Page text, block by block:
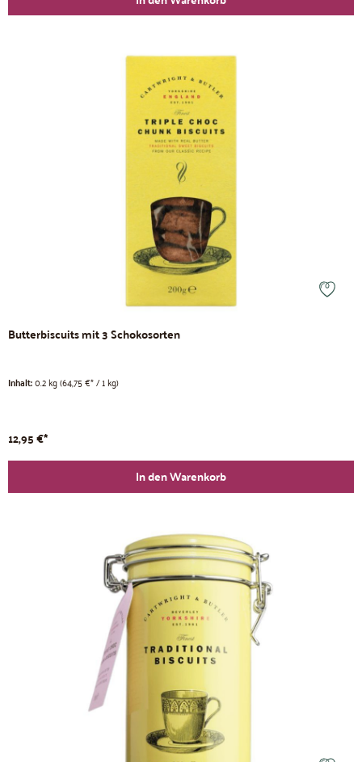
Butterbiscuits mit 3 Schokosorten
Inhalt:0.2 kg(64,75 €* / 1 kg)
12,95 €*
In den Warenkorb